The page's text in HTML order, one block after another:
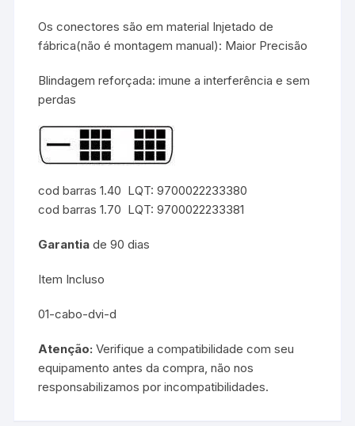
Os conectores são em material Injetado de
fábrica(não é montagem manual): Maior Precisão
Blindagem reforçada: imune a interferência e sem
perdas
cod barras 1.40 LQT: 9700022233380
cod barras 1.70 LQT: 9700022233381
Garantia de 90 dias
Item Incluso
01-cabo-dvi-d
Atenção:Verifique a compatibilidade com seu
equipamento antes da compra, não nos
responsabilizamos por incompatibilidades.